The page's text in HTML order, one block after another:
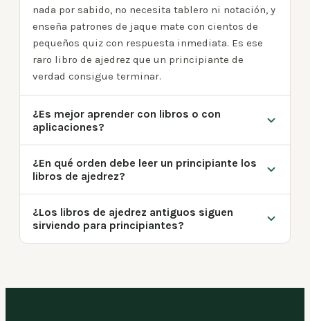
nada por sabido, no necesita tablero ni notación, y
enseña patrones de jaque mate con cientos de
pequeños quiz con respuesta inmediata. Es ese
raro libro de ajedrez que un principiante de
verdad consigue terminar.
¿Es mejor aprender con libros o con
aplicaciones?
¿En qué orden debe leer un principiante los
libros de ajedrez?
¿Los libros de ajedrez antiguos siguen
sirviendo para principiantes?